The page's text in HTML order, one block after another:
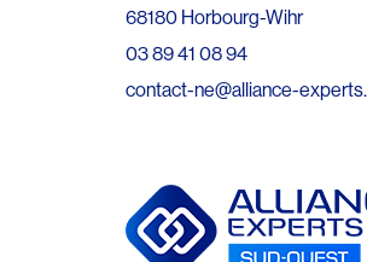
68180 Horbourg-Wihr
03 89 41 08 94
contact-ne@alliance-